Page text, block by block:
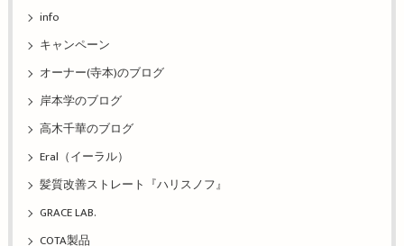
info
キャンペーン
オーナー(寺本)のブログ
岸本学のブログ
高木千華のブログ
Eral（イーラル）
髪質改善ストレート『ハリスノフ』
GRACE LAB.
COTA製品